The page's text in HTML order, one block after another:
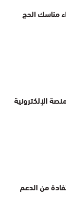
مناسك الحج
7961 طلب عبر المنصة الإلكترونية
من الدعم